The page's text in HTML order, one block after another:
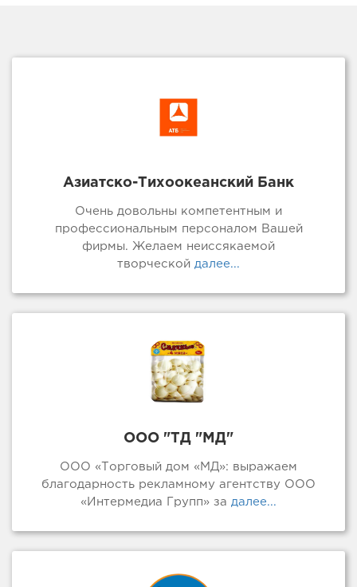
Азиатско-Тихоокеанский Банк
Очень довольны компетентным и
профессиональным персоналом Вашей
фирмы. Желаем неиссякаемой
творческой далее...
ООО "ТД "МД"
ООО «Торговый дом «МД»: выражаем
благодарность рекламному агентству ООО
«Интермедиа Групп» за далее...